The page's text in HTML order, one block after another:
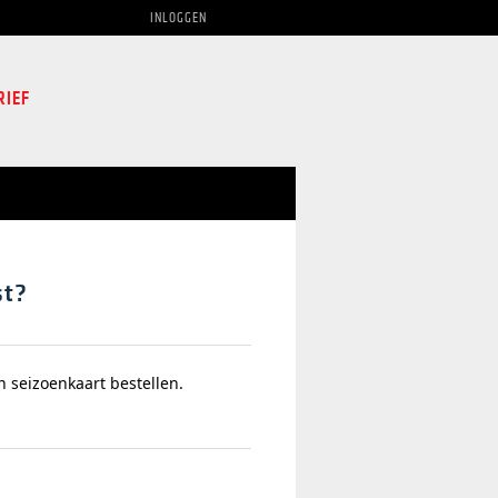
INLOGGEN
seizoenkaart bestellen.